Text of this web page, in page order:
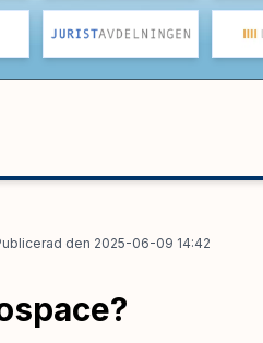
den 2025-06-09 14:42